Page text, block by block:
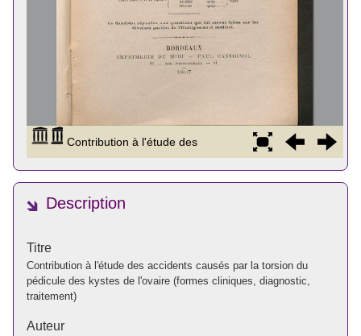
Description
Titre
Contribution à l'étude des accidents causés par la torsion du
pédicule des kystes de l'ovaire (formes cliniques, diagnostic,
traitement)
Auteur